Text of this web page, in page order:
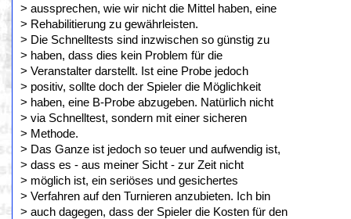
> aussprechen, wie wir nicht die Mittel haben, eine
> Rehabilitierung zu gewährleisten.
> Die Schnelltests sind inzwischen so günstig zu
> haben, dass dies kein Problem für die
> Veranstalter darstellt. Ist eine Probe jedoch
> positiv, sollte doch der Spieler die Möglichkeit
> haben, eine B-Probe abzugeben. Natürlich nicht
> via Schnelltest, sondern mit einer sicheren
> Methode.
> Das Ganze ist jedoch so teuer und aufwendig ist,
> dass es - aus meiner Sicht - zur Zeit nicht
> möglich ist, ein seriöses und gesichertes
> Verfahren auf den Turnieren anzubieten. Ich bin
> auch dagegen, dass der Spieler die Kosten für den